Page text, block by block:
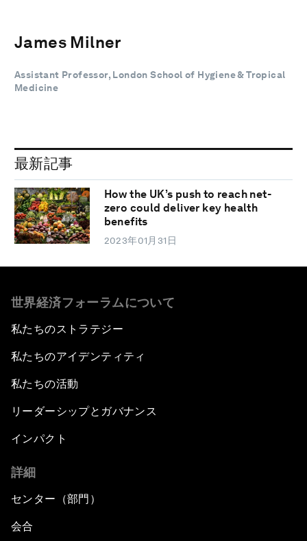
James Milner
Assistant Professor, London School of Hygiene & Tropical
Medicine
最新記事
How the UK’s push to reach net-
zero could deliver key health
benefits
2023年01月31日
世界経済フォーラムについて
私たちのストラテジー
私たちのアイデンティティ
私たちの活動
リーダーシップとガバナンス
インパクト
詳細
センター（部門）
会合